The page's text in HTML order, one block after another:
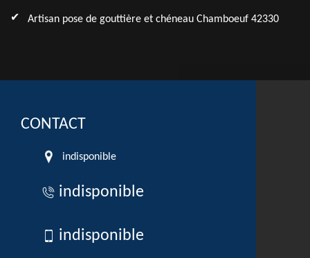
Artisan pose de gouttière et chéneau Chamboeuf 42330
CONTACT
indisponible
indisponible
indisponible